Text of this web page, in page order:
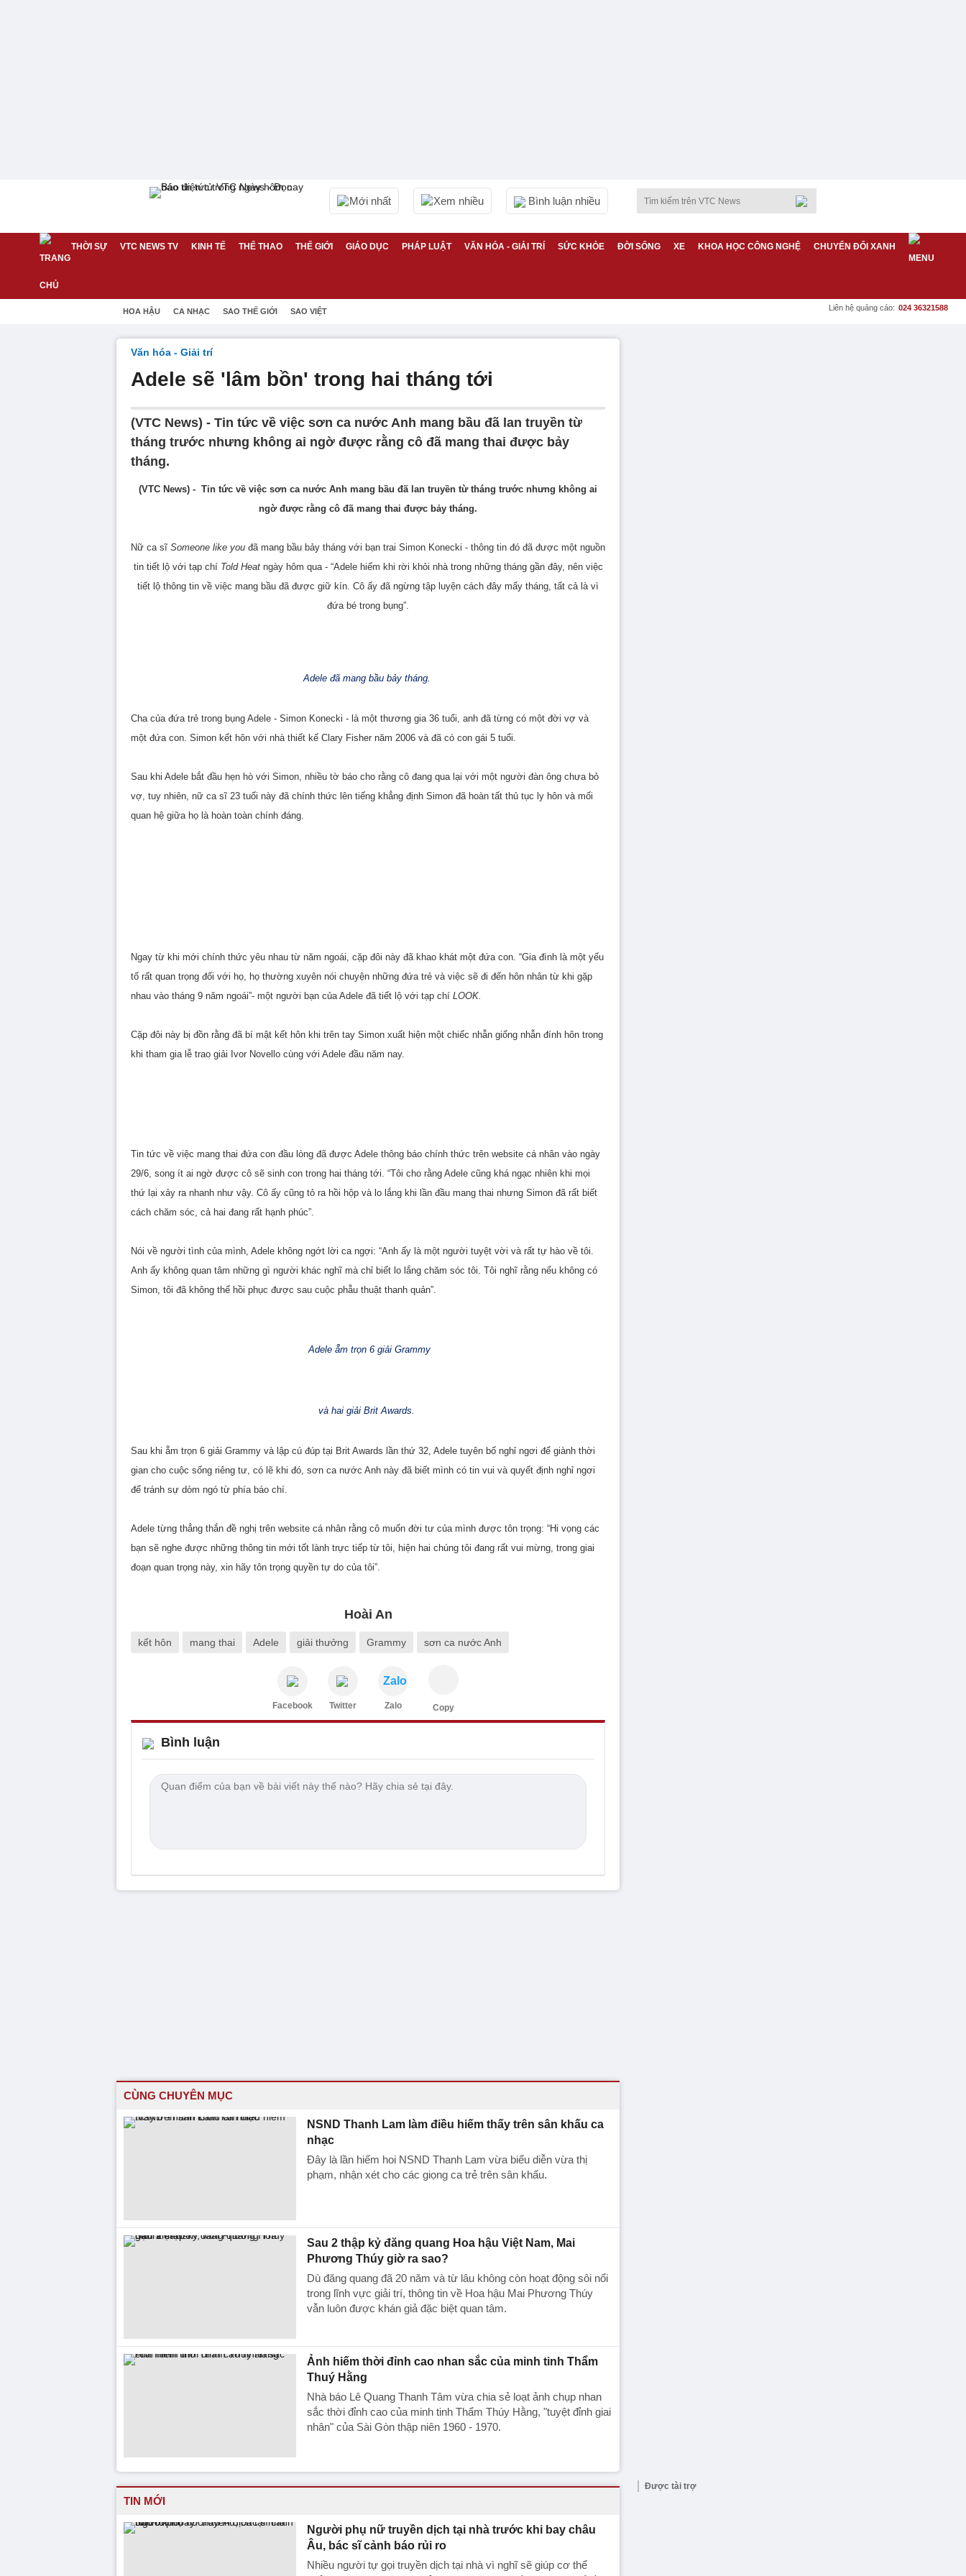
Mới nhất Xem nhiều Bình luận nhiều
THỜI SỰ VTC NEWS TV KINH TẾ THỂ THAO THẾ GIỚI GIÁO DỤC PHÁP LUẬT VĂN HÓA - GIẢI TRÍ SỨC KHỎE ĐỜI SỐNG XE KHOA HỌC CÔNG NGHỆ CHUYỂN ĐỔI XANH
HOA HẬU CA NHẠC SAO THẾ GIỚI SAO VIỆT Liên hệ quảng cáo: 024 36321588
Văn hóa - Giải trí
Adele sẽ 'lâm bồn' trong hai tháng tới
(VTC News) - Tin tức về việc sơn ca nước Anh mang bầu đã lan truyền từ
tháng trước nhưng không ai ngờ được rằng cô đã mang thai được bảy
tháng.
(VTC News) - Tin tức về việc sơn ca nước Anh mang bầu đã lan truyền từ tháng trước nhưng không ai
ngờ được rằng cô đã mang thai được bảy tháng.
Nữ ca sĩ Someone like you đã mang bầu bảy tháng với bạn trai Simon Konecki - thông tin đó đã được một nguồn
tin tiết lộ với tạp chí Told Heat ngày hôm qua - “Adele hiếm khi rời khỏi nhà trong những tháng gần đây, nên việc
tiết lộ thông tin về việc mang bầu đã được giữ kín. Cô ấy đã ngừng tập luyện cách đây mấy tháng, tất cả là vì
đứa bé trong bụng”.
Adele đã mang bầu bảy tháng.
Cha của đứa trẻ trong bụng Adele - Simon Konecki - là một thương gia 36 tuổi, anh đã từng có một đời vợ và
một đứa con. Simon kết hôn với nhà thiết kế Clary Fisher năm 2006 và đã có con gái 5 tuổi.
Sau khi Adele bắt đầu hẹn hò với Simon, nhiều tờ báo cho rằng cô đang qua lại với một người đàn ông chưa bỏ
vợ, tuy nhiên, nữ ca sĩ 23 tuổi này đã chính thức lên tiếng khẳng định Simon đã hoàn tất thủ tục ly hôn và mối
quan hệ giữa họ là hoàn toàn chính đáng.
Ngay từ khi mới chính thức yêu nhau từ năm ngoái, cặp đôi này đã khao khát một đứa con. “Gia đình là một yếu
tố rất quan trọng đối với họ, họ thường xuyên nói chuyện những đứa trẻ và việc sẽ đi đến hôn nhân từ khi gặp
nhau vào tháng 9 năm ngoái”- một người bạn của Adele đã tiết lộ với tạp chí LOOK.
Cặp đôi này bị đồn rằng đã bí mật kết hôn khi trên tay Simon xuất hiện một chiếc nhẫn giống nhẫn đính hôn trong
khi tham gia lễ trao giải Ivor Novello cùng với Adele đầu năm nay.
Tin tức về việc mang thai đứa con đầu lòng đã được Adele thông báo chính thức trên website cá nhân vào ngày
29/6, song ít ai ngờ được cô sẽ sinh con trong hai tháng tới. “Tôi cho rằng Adele cũng khá ngạc nhiên khi mọi
thứ lại xảy ra nhanh như vậy. Cô ấy cũng tỏ ra hồi hộp và lo lắng khi lần đầu mang thai nhưng Simon đã rất biết
cách chăm sóc, cả hai đang rất hạnh phúc”.
Nói về người tình của mình, Adele không ngớt lời ca ngợi: “Anh ấy là một người tuyệt vời và rất tự hào về tôi.
Anh ấy không quan tâm những gì người khác nghĩ mà chỉ biết lo lắng chăm sóc tôi. Tôi nghĩ rằng nếu không có
Simon, tôi đã không thể hồi phục được sau cuộc phẫu thuật thanh quản”.
Adele ẵm trọn 6 giải Grammy
và hai giải Brit Awards.
Sau khi ẵm trọn 6 giải Grammy và lập cú đúp tại Brit Awards lần thứ 32, Adele tuyên bố nghỉ ngơi để giành thời
gian cho cuộc sống riêng tư, có lẽ khi đó, sơn ca nước Anh này đã biết mình có tin vui và quyết định nghỉ ngơi
để tránh sự dòm ngó từ phía báo chí.
Adele từng thẳng thắn đề nghị trên website cá nhân rằng cô muốn đời tư của mình được tôn trọng: “Hi vọng các
bạn sẽ nghe được những thông tin mới tốt lành trực tiếp từ tôi, hiện hai chúng tôi đang rất vui mừng, trong giai
đoạn quan trọng này, xin hãy tôn trọng quyền tự do của tôi”.
Hoài An
kết hôn mang thai Adele giải thưởng Grammy sơn ca nước Anh
Facebook Twitter
Zalo
Zalo Copy
Bình luận
CÙNG CHUYÊN MỤC
NSND Thanh Lam làm điều hiếm thấy trên sân khấu ca
nhạc
Đây là lần hiếm hoi NSND Thanh Lam vừa biểu diễn vừa thị
phạm, nhận xét cho các giọng ca trẻ trên sân khấu.
Sau 2 thập kỷ đăng quang Hoa hậu Việt Nam, Mai
Phương Thúy giờ ra sao?
Dù đăng quang đã 20 năm và từ lâu không còn hoạt động sôi nổi
trong lĩnh vực giải trí, thông tin về Hoa hậu Mai Phương Thúy
vẫn luôn được khán giả đặc biệt quan tâm.
Ảnh hiếm thời đỉnh cao nhan sắc của minh tinh Thẩm
Thuý Hằng
Nhà báo Lê Quang Thanh Tâm vừa chia sẻ loạt ảnh chụp nhan
sắc thời đỉnh cao của minh tinh Thẩm Thúy Hằng, "tuyệt đỉnh giai
nhân" của Sài Gòn thập niên 1960 - 1970.
TIN MỚI
Người phụ nữ truyền dịch tại nhà trước khi bay châu
Âu, bác sĩ cảnh báo rủi ro
Nhiều người tự gọi truyền dịch tại nhà vì nghĩ sẽ giúp cơ thể
Được tài trợ